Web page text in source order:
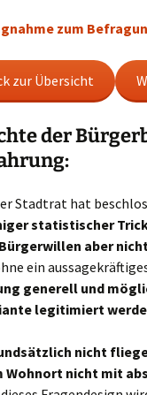
zum
zur Übersicht
der
Stadtrat hat
statistischer
aber
ein
generell und
legitimiert
nicht
Wohnort nicht mit